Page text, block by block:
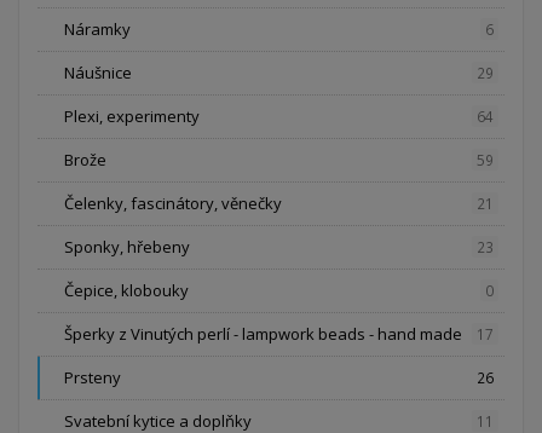
Náramky 6
Náušnice 29
Plexi, experimenty 64
Brože 59
Čelenky, fascinátory, věnečky 21
Sponky, hřebeny 23
Čepice, klobouky 0
Šperky z Vinutých perlí - lampwork beads - hand made 17
Prsteny 26
Svatební kytice a doplňky 11